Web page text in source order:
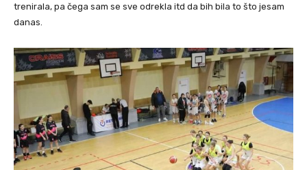
trenirala, pa čega sam se sve odrekla itd da bih bila to što jesam
danas.